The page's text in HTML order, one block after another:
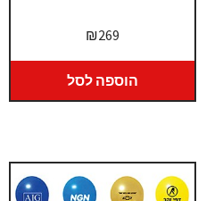
₪269
הוספה לסל